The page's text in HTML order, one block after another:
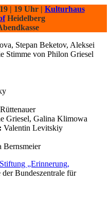
| 19 Uhr | Kulturhaus
Heidelberg
Stepan Beketov, Aleksei
Stimme von Philon Griesel
Griesel, Galina Klimowa
Valentin Levitskiy
Bernsmeier
Stiftung „Erinnerung,
der Bundeszentrale für